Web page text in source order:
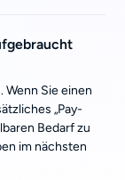
Wenn Sie einen
„Pay-
Bedarf zu
im nächsten